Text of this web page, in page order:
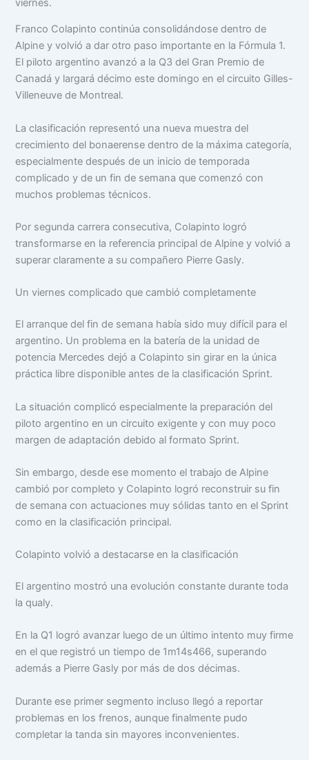
viernes.
Franco Colapinto continúa consolidándose dentro de
Alpine y volvió a dar otro paso importante en la Fórmula 1.
El piloto argentino avanzó a la Q3 del Gran Premio de
Canadá y largará décimo este domingo en el circuito Gilles-
Villeneuve de Montreal.
La clasificación representó una nueva muestra del
crecimiento del bonaerense dentro de la máxima categoría,
especialmente después de un inicio de temporada
complicado y de un fin de semana que comenzó con
muchos problemas técnicos.
Por segunda carrera consecutiva, Colapinto logró
transformarse en la referencia principal de Alpine y volvió a
superar claramente a su compañero Pierre Gasly.
Un viernes complicado que cambió completamente
El arranque del fin de semana había sido muy difícil para el
argentino. Un problema en la batería de la unidad de
potencia Mercedes dejó a Colapinto sin girar en la única
práctica libre disponible antes de la clasificación Sprint.
La situación complicó especialmente la preparación del
piloto argentino en un circuito exigente y con muy poco
margen de adaptación debido al formato Sprint.
Sin embargo, desde ese momento el trabajo de Alpine
cambió por completo y Colapinto logró reconstruir su fin
de semana con actuaciones muy sólidas tanto en el Sprint
como en la clasificación principal.
Colapinto volvió a destacarse en la clasificación
El argentino mostró una evolución constante durante toda
la qualy.
En la Q1 logró avanzar luego de un último intento muy firme
en el que registró un tiempo de 1m14s466, superando
además a Pierre Gasly por más de dos décimas.
Durante ese primer segmento incluso llegó a reportar
problemas en los frenos, aunque finalmente pudo
completar la tanda sin mayores inconvenientes.